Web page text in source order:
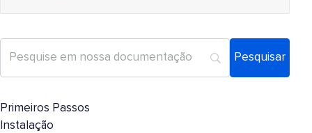
Primeiros Passos
Instalação